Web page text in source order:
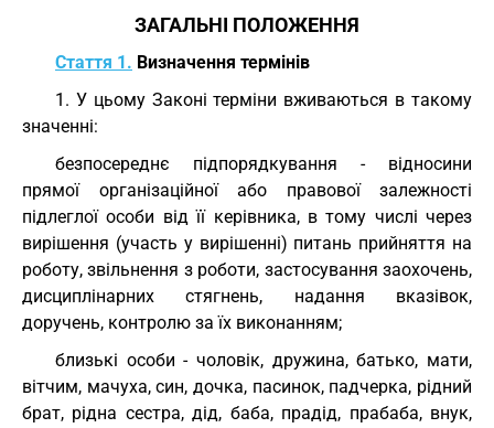
ЗАГАЛЬНІ ПОЛОЖЕННЯ
Стаття 1. Визначення термінів
1. У цьому Законі терміни вживаються в такому
значенні:
безпосереднє підпорядкування - відносини
прямої організаційної або правової залежності
підлеглої особи від її керівника, в тому числі через
вирішення (участь у вирішенні) питань прийняття на
роботу, звільнення з роботи, застосування заохочень,
дисциплінарних стягнень, надання вказівок,
доручень, контролю за їх виконанням;
близькі особи - чоловік, дружина, батько, мати,
вітчим, мачуха, син, дочка, пасинок, падчерка, рідний
брат, рідна сестра, дід, баба, прадід, прабаба, внук,